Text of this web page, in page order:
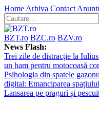
Home Arhiva Contact
BZT.ro BZC.ro BZV.ro
News Flash:
Trei zile de distracție la
un ham pentru motocoasă
Psihologia din spatele
digital: Emanciparea
Lansarea pe praguri și